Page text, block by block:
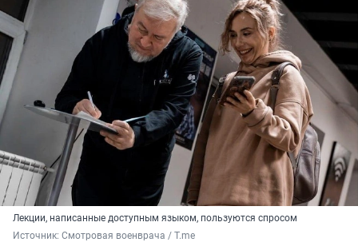
Лекции, написанные доступным языком, пользуются спросом
Источник: Смотровая военврача / T.me